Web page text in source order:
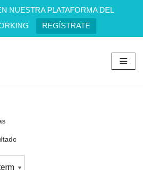
NUESTRA PLATAFORMA DEL
REGÍSTRATE